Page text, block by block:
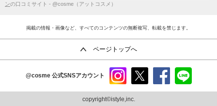
ンの口コミサイト - @cosme（アットコスメ）
掲載の情報・画像など、すべてのコンテンツの無断複写、転載を禁じます。
ページトップへ
@cosme 公式SNSアカウント
ram
copyright©istyle,inc.